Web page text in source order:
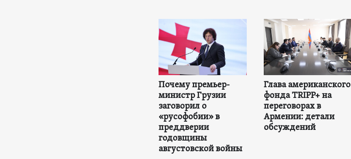
Почему премьер-
министр Грузии
заговорил о
«русофобии» в
преддверии
годовщины
августовской войны
Глава американского
фонда TRIPP+ на
переговорах в
Армении: детали
обсуждений